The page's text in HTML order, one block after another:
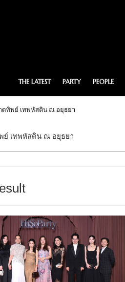
THE LATEST PARTY PEOPLE
ทิพย์ เทพหัสดิน ณ อยุธยา